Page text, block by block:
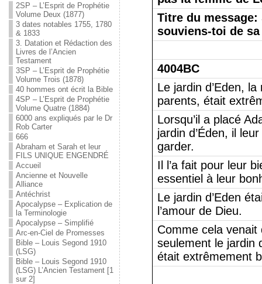
2SP – L’Esprit de Prophétie
Volume Deux (1877)
3 dates notables 1755, 1780
& 1833
3. Datation et Rédaction des
Livres de l’Ancien
Testament
3SP – L’Esprit de Prophétie
Volume Trois (1878)
40 hommes ont écrit la Bible
4SP – L’Esprit de Prophétie
Volume Quatre (1884)
6000 ans expliqués par le Dr
Rob Carter
666
Abraham et Sarah et leur
FILS UNIQUE ENGENDRÉ
Accueil
Ancienne et Nouvelle
Alliance
Antéchrist
Apocalypse – Explication de
la Terminologie
Apocalypse – Simplifié
Arc-en-Ciel de Promesses
Bible – Louis Segond 1910
(LSG)
Bible – Louis Segond 1910
(LSG) L’Ancien Testament [1
sur 2]
Titre du
souviens-toi de
4004BC
Le jardin d’Eden,
parents, était
Lorsqu’il a placé
jardin d’Éden, il
garder.
Il l’a fait pour leur
essentiel à leur
Le jardin d’Eden
l’amour de Dieu.
Comme cela
seulement le jardin
était extrêmement